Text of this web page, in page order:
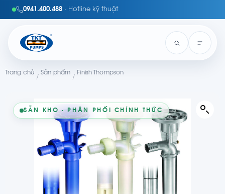
0941.400.488 · Hotline kỹ thuật
Trang chủ
/
Sản phẩm
/
Finish Thompson
SẴN KHO · PHÂN PHỐI CHÍNH THỨC